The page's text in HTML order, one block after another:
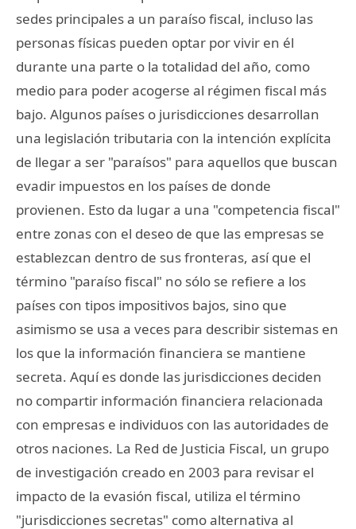
sedes principales a un paraíso fiscal, incluso las
personas físicas pueden optar por vivir en él
durante una parte o la totalidad del año, como
medio para poder acogerse al régimen fiscal más
bajo. Algunos países o jurisdicciones desarrollan
una legislación tributaria con la intención explícita
de llegar a ser "paraísos" para aquellos que buscan
evadir impuestos en los países de donde
provienen. Esto da lugar a una "competencia fiscal"
entre zonas con el deseo de que las empresas se
establezcan dentro de sus fronteras, así que el
término "paraíso fiscal" no sólo se refiere a los
países con tipos impositivos bajos, sino que
asimismo se usa a veces para describir sistemas en
los que la información financiera se mantiene
secreta. Aquí es donde las jurisdicciones deciden
no compartir información financiera relacionada
con empresas e individuos con las autoridades de
otros naciones. La Red de Justicia Fiscal, un grupo
de investigación creado en 2003 para revisar el
impacto de la evasión fiscal, utiliza el término
"jurisdicciones secretas" como alternativa al